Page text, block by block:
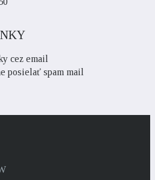
cez email
posielať spam mail